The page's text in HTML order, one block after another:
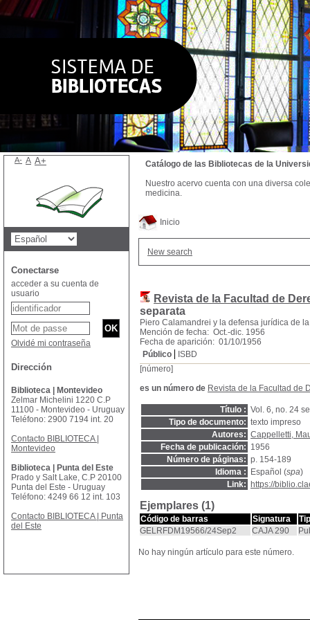
Inicio
New search
Revista de la Facultad de
separata
Piero Calamandrei y la defensa jurídica de
Mención de fecha: Oct.-dic. 1956
Fecha de aparición: 01/10/1956
Público
ISBD
[número]
es un número de Revista de la Facultad de
Título : Vol. 6, no. 24
Tipo de documento: texto impreso
Autores: Cappelletti,
Fecha de publicación: 1956
Número de páginas: p. 154-189
Idioma :
Español (spa)
Link:
https://
Ejemplares (1)
Código de barras Signatura
GELRFDM19566/24Sep2
CAJA 290
No hay ningún artículo para este número.
Catálogo de las Bibliotecas de la
Nuestro acervo cuenta con una diversa
medicina.
A- A A+
Conectarse
acceder a su cuenta de
usuario
Olvidé mi contraseña
Dirección
Biblioteca | Montevideo
Zelmar Michelini 1220 C.P
11100 - Montevideo - Uruguay
Teléfono: 2900 7194 int. 20
Contacto BIBLIOTECA |
Montevideo
Biblioteca | Punta del Este
Prado y Salt Lake, C.P 20100
Punta del Este - Uruguay
Teléfono: 4249 66 12 int. 103
Contacto BIBLIOTECA | Punta
del Este